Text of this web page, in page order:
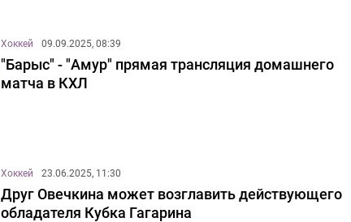
Хоккей 09.09.2025, 08:39
"Барыс" - "Амур" прямая трансляция домашнего
матча в КХЛ
Хоккей 23.06.2025, 11:30
Друг Овечкина может возглавить действующего
обладателя Кубка Гагарина